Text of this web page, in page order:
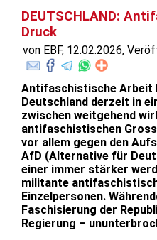
DEUTSCHLAND:
Druck
von EBF, 12.02.2026,
Antifaschistische Arbeit
Deutschland derzeit in
zwischen weitgehend
antifaschistischen
vor allem gegen den
AfD (Alternative für
einer immer stärker
militante
Einzelpersonen.
Faschisierung der
Regierung –